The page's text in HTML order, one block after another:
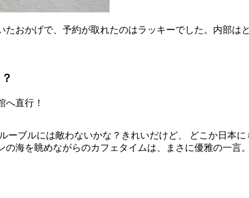
おかげで、予約が取れたのはラッキーでした。内部
直行！
ブルには敵わないかな？きれいだけど、 どこか日本に
の海を眺めながらのカフェタイムは、まさに優雅の一